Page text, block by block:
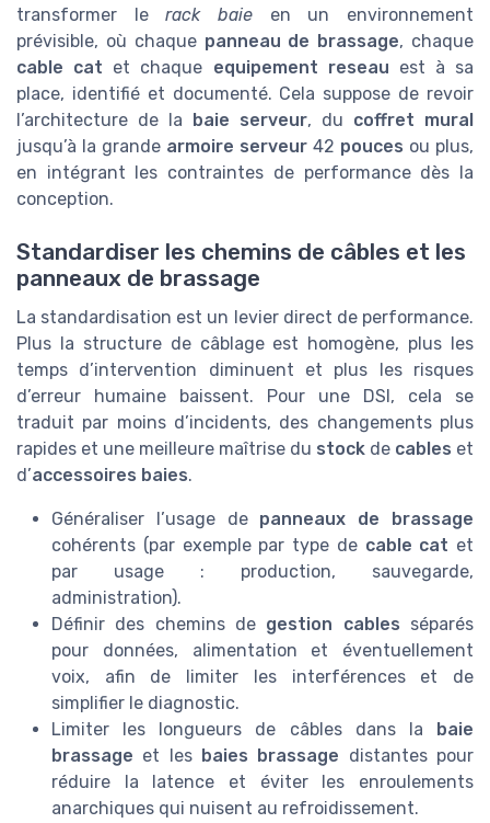
transformer lerack baie en un environnement
prévisible, où chaque panneau de brassage, chaque
cable cat et chaque equipement reseau est à sa
place, identifié et documenté. Cela suppose de revoir
l’architecture de la baie serveur, du coffret mural
jusqu’à la grande armoire serveur 42 pouces ou plus,
en intégrant les contraintes de performance dès la
conception.
Standardiser les chemins de câbles et les
panneaux de brassage
La standardisation est un levier direct de performance.
Plus la structure de câblage est homogène, plus les
temps d’intervention diminuent et plus les risques
d’erreur humaine baissent. Pour une DSI, cela se
traduit par moins d’incidents, des changements plus
rapides et une meilleure maîtrise du stock de cables et
d’accessoires baies.
Généraliser l’usage de panneaux de brassage
cohérents (par exemple par type de cable cat et
par usage : production, sauvegarde,
administration).
Définir des chemins de gestion cables séparés
pour données, alimentation et éventuellement
voix, afin de limiter les interférences et de
simplifier le diagnostic.
Limiter les longueurs de câbles dans la
baie
brassage et les baies brassage distantes pour
réduire la latence et éviter les enroulements
anarchiques qui nuisent au refroidissement.